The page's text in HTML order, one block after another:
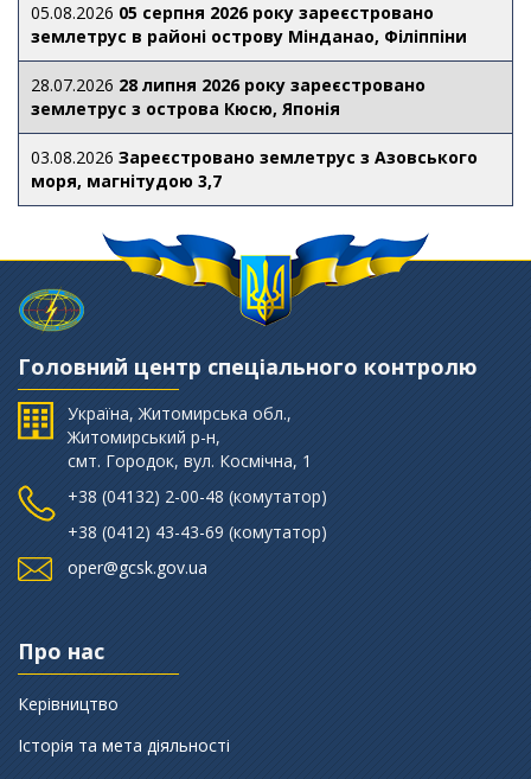
05.08.2026 05 серпня 2026 року зареєстровано
землетрус в районі острову Мінданао, Філіппіни
28.07.2026 28 липня 2026 року зареєстровано
землетрус з острова Кюсю, Японія
03.08.2026 Зареєстровано землетрус з Азовського
моря, магнітудою 3,7
Головний центр спеціального контролю
Україна, Житомирська обл.,
Житомирський р-н,
смт. Городок, вул. Космічна, 1
+38 (‎04132) 2-00-48 (комутатор)
+38 (0412) 43-43-69 (комутатор)
oper@gcsk.gov.ua
Про нас
Керівництво
Історія та мета діяльності